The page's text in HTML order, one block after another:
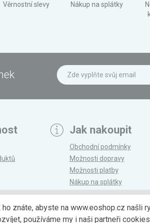
Věrnostní slevy Nákup na splátky
Jak nakoupit
Obchodní podmínky
Možnosti dopravy
Možnosti platby
Nákup na splátky
Reklamace a vrácení
ho znáte, abyste na www.eoshop.cz našli
používáme my i naši partneři